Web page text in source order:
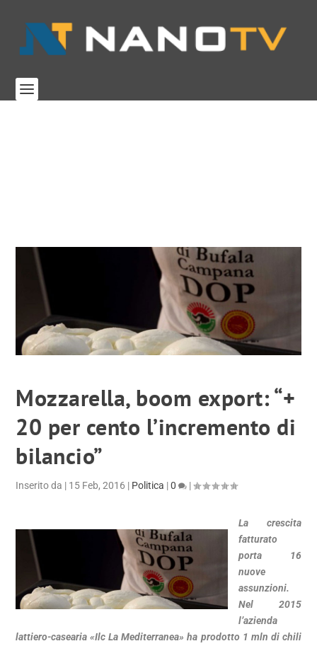
Mozzarella, boom export: “+
20 per cento l’incremento di
bilancio”
Inserito da | 15 Feb, 2016 | Politica |0 |
La crescita
fatturato
porta 16
nuove
assunzioni.
Nel 2015
l’azienda
lattiero-casearia «Ilc La Mediterranea» ha prodotto 1 mln di chili